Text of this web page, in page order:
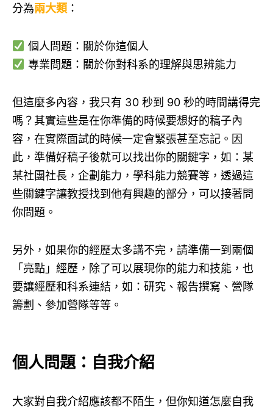
分為兩大類 ：
個人問題：關於你這個人
專業問題：關於你對科系的理解與思辨能力
但這麼多內容，我只有 30 秒到 90 秒的時間講得完
嗎？其實這些是在你準備的時候要想好的稿子內
容，在實際面試的時候一定會緊張甚至忘記。因
此，準備好稿子後就可以找出你的關鍵字，如：某
某社團社長，企劃能力，學科能力競賽等，透過這
些關鍵字讓教授找到他有興趣的部分，可以接著問
你問題。
另外，如果你的經歷太多講不完，請準備一到兩個
「亮點」經歷，除了可以展現你的能力和技能，也
要讓經歷和科系連結，如：研究、報告撰寫、營隊
籌劃、參加營隊等等。
個人問題：自我介紹
大家對自我介紹應該都不陌生，但你知道怎麼自我